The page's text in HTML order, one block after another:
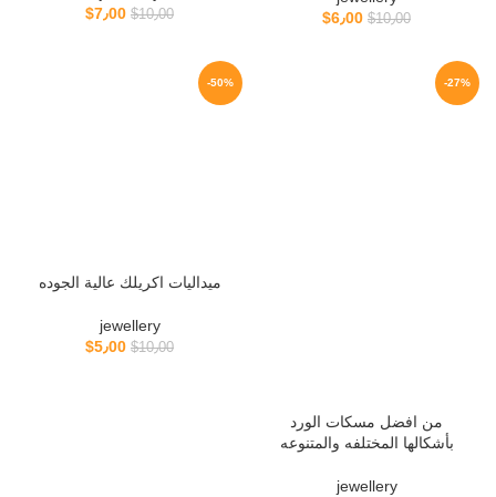
$ 10٫00 $ 6٫00 $ 10٫00 $ 7٫00
-27%
من افضل مسكات الورد
بأشكالها المختلفه والمتنوعه
jewellery
-50%
ميداليات اكريلك عالية الجوده
jewellery
$ 10٫00 $ 5٫00